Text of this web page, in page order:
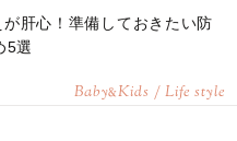
が肝心！準備しておきたい防
5選
Baby&Kids / Life style